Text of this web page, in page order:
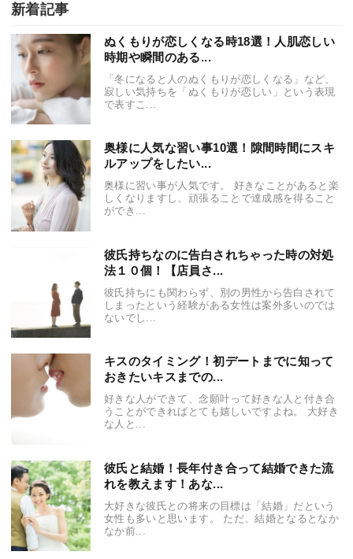
新着記事
ぬくもりが恋しくなる時18選！人肌恋しい
時期や瞬間のある...
「冬になると人のぬくもりが恋しくなる」など、
寂しい気持ちを「ぬくもりが恋しい」という表現
で表すこ...
奥様に人気な習い事10選！隙間時間にスキ
ルアップをしたい...
奥様に習い事が人気です。 好きなことがあると楽
しくなりますし、頑張ることで達成感を得ること
ができ...
彼氏持ちなのに告白されちゃった時の対処
法１０個！【店員さ...
彼氏持ちにも関わらず、別の男性から告白されて
しまったという経験がある女性は案外多いのでは
ないでし...
キスのタイミング！初デートまでに知って
おきたいキスまでの...
好きな人ができて、念願叶って好きな人と付き合
うことができればとても嬉しいですよね。 大好き
な人と...
彼氏と結婚！長年付き合って結婚できた流
れを教えます！あな...
大好きな彼氏との将来の目標は「結婚」だという
女性も多いと思います。 ただ、結婚となるとなか
なか前...